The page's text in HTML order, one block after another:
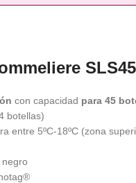
con capacidad para 45
botellas)
entre 5ºC-18ºC (zona